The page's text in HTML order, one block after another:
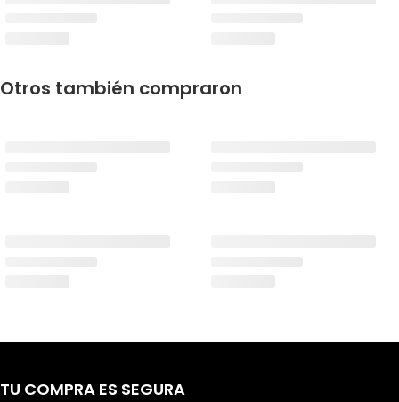
Otros también compraron
TU COMPRA ES SEGURA